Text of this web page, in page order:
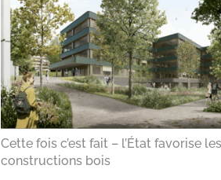
Cette fois c’est fait – l’État favorise les
constructions bois